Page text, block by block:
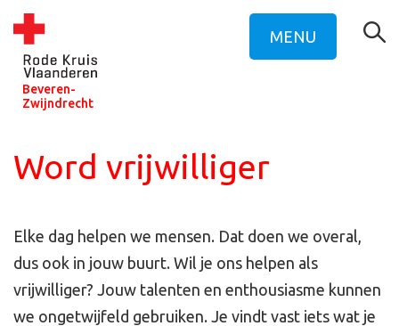
Beveren-
Zwijndrecht
MENU
Word vrijwilliger
Elke dag helpen we mensen. Dat doen we overal,
dus ook in jouw buurt. Wil je ons helpen als
vrijwilliger? Jouw talenten en enthousiasme kunnen
we ongetwijfeld gebruiken. Je vindt vast iets wat je